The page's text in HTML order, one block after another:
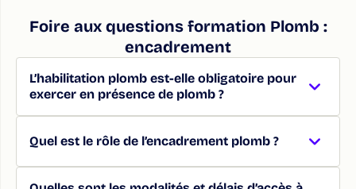
Foire aux questions formation Plomb :
encadrement
L’habilitation plomb est-elle obligatoire pour
exercer en présence de plomb ?
Quel est le rôle de l’encadrement plomb ?